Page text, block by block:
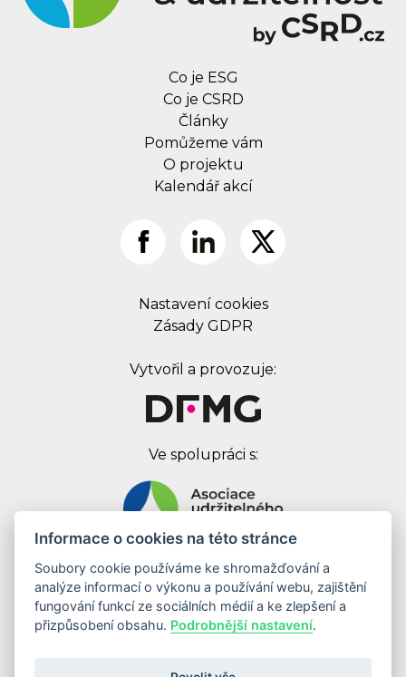
Co je ESG
Co je CSRD
Články
Pomůžeme vám
O projektu
Kalendář akcí
Nastavení cookies
Zásady GDPR
Vytvořil a provozuje:
Ve spolupráci s:
Digital First Marketing Group s.r.o.
Jankovcova 1037/49
170 00 Praha 7
IČ: 08262683
Informace o cookies na této stránce
Soubory cookie používáme ke shromažďování a
analýze informací o výkonu a používání webu, zajištění
fungování funkcí ze sociálních médií a ke zlepšení a
přizpůsobení obsahu. Podrobnější nastavení.